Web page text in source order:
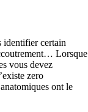
identifier certain
Lorsque
vous devez
zero
ont le